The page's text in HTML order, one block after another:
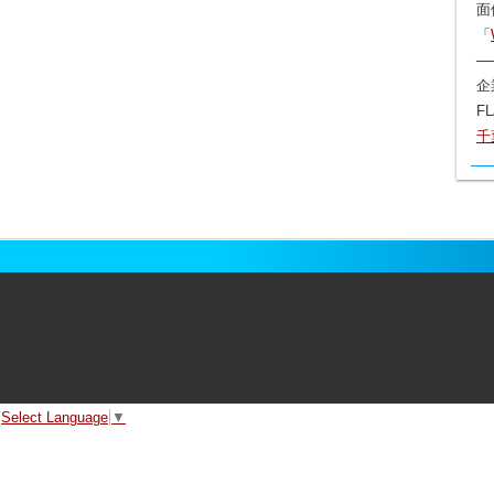
面
「
企
千
Select Language ▼